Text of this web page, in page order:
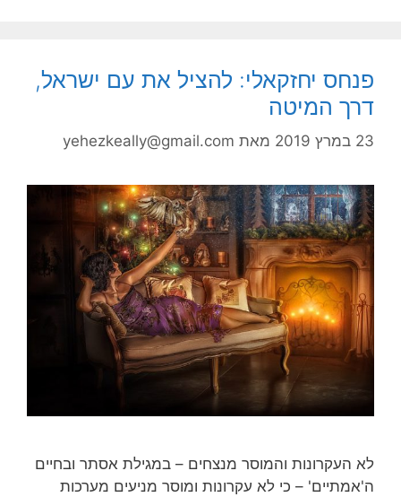
פנחס יחזקאלי: להציל את עם ישראל,
דרך המיטה
23 במרץ 2019 מאת yehezkeally@gmail.com
לא העקרונות והמוסר מנצחים – במגילת אסתר ובחיים
ה'אמתיים' – כי לא עקרונות ומוסר מניעים מערכות